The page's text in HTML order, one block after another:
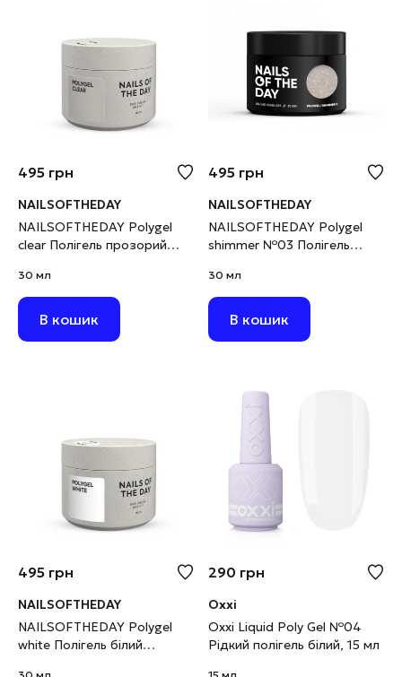
495 грн
NAILSOFTHEDAY
NAILSOFTHEDAY Polygel
clear Полігель прозорий
30 мл
В кошик
495 грн
NAILSOFTHEDAY
NAILSOFTHEDAY Polygel
shimmer №03 Полігель
шимером дрібнозернистим,
30 г
30 мл
В кошик
495 грн
NAILSOFTHEDAY
NAILSOFTHEDAY Polygel
white Полігель білий
290 грн
Oxxi
Oxxi Liquid Poly Gel №04
Рідкий полігель білий, 15 мл